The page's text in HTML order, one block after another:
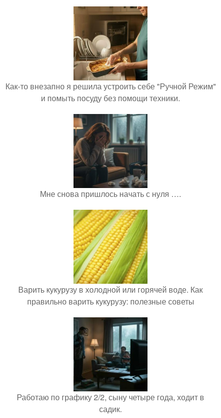
Как-то внезапно я решила устроить себе "Ручной Режим"
и помыть посуду без помощи техники.
Мне снова пришлось начать с нуля ….
Варить кукурузу в холодной или горячей воде. Как
правильно варить кукурузу: полезные советы
Работаю по графику 2/2, сыну четыре года, ходит в
садик.